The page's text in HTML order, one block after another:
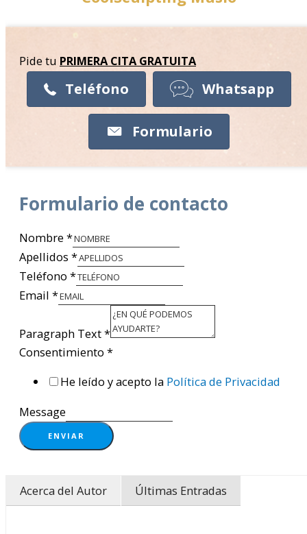
Pide tu PRIMERA CITAGRATUITA
Teléfono Whatsapp
Formulario
Formulario de contacto
Nombre *
Apellidos *
Teléfono *
Email *
Paragraph Text*
Consentimiento *
He leído y acepto la Política de Privacidad
Message
ENVIAR
Acerca del Autor Últimas Entradas